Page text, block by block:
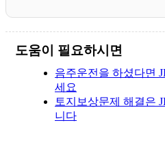
도움이 필요하시면
음주운전을 하셨다면
세요
토지보상문제 해결은
니다